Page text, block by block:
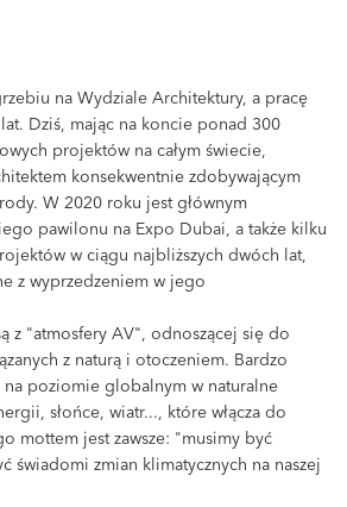
na Wydziale Architektury, a pracę
Dziś, mając na koncie ponad 300
projektów na całym świecie,
konsekwentnie zdobywającym
W 2020 roku jest głównym
pawilonu na Expo Dubai, a także kilku
w ciągu najbliższych dwóch lat,
z wyprzedzeniem w jego
z "atmosfery AV", odnoszącej się do
z naturą i otoczeniem. Bardzo
na poziomie globalnym w naturalne
słońce, wiatr..., które włącza do
mottem jest zawsze: "musimy być
świadomi zmian klimatycznych na naszej